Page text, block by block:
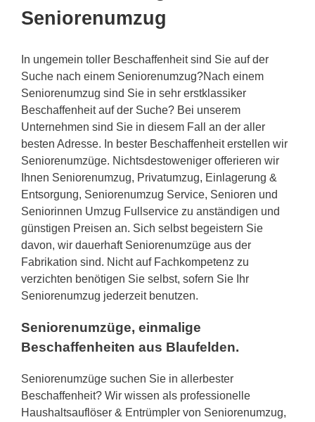
Seniorenumzug
In ungemein toller Beschaffenheit sind Sie auf der
Suche nach einem Seniorenumzug?Nach einem
Seniorenumzug sind Sie in sehr erstklassiker
Beschaffenheit auf der Suche? Bei unserem
Unternehmen sind Sie in diesem Fall an der aller
besten Adresse. In bester Beschaffenheit erstellen wir
Seniorenumzüge. Nichtsdestoweniger offerieren wir
Ihnen Seniorenumzug, Privatumzug, Einlagerung &
Entsorgung, Seniorenumzug Service, Senioren und
Seniorinnen Umzug Fullservice zu anständigen und
günstigen Preisen an. Sich selbst begeistern Sie
davon, wir dauerhaft Seniorenumzüge aus der
Fabrikation sind. Nicht auf Fachkompetenz zu
verzichten benötigen Sie selbst, sofern Sie Ihr
Seniorenumzug jederzeit benutzen.
Seniorenumzüge, einmalige
Beschaffenheiten aus Blaufelden.
Seniorenumzüge suchen Sie in allerbester
Beschaffenheit? Wir wissen als professionelle
Haushaltsauflöser & Entrümpler von Seniorenumzug,